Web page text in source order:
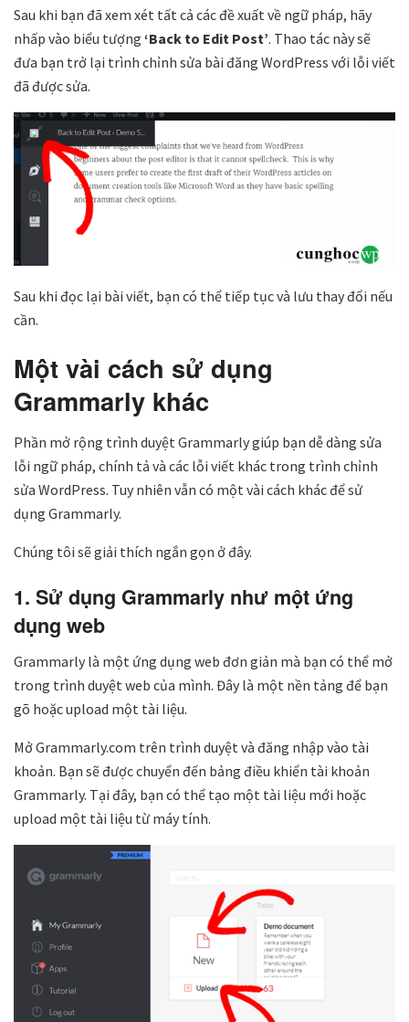
Sau khi bạn đã xem xét tất cả các đề xuất về ngữ pháp, hãy
nhấp vào biểu tượng ‘Back to Edit Post’. Thao tác này sẽ
đưa bạn trở lại trình chỉnh sửa bài đăng WordPress với lỗi viết
đã được sửa.
Sau khi đọc lại bài viết, bạn có thể tiếp tục và lưu thay đổi nếu
cần.
Một vài cách sử dụng
Grammarly khác
Phần mở rộng trình duyệt Grammarly giúp bạn dễ dàng sửa
lỗi ngữ pháp, chính tả và các lỗi viết khác trong trình chỉnh
sửa WordPress. Tuy nhiên vẫn có một vài cách khác để sử
dụng Grammarly.
Chúng tôi sẽ giải thích ngắn gọn ở đây.
1. Sử dụng Grammarly như một ứng
dụng web
Grammarly là một ứng dụng web đơn giản mà bạn có thể mở
trong trình duyệt web của mình. Đây là một nền tảng để bạn
gõ hoặc upload một tài liệu.
Mở Grammarly.com trên trình duyệt và đăng nhập vào tài
khoản. Bạn sẽ được chuyển đến bảng điều khiển tài khoản
Grammarly. Tại đây, bạn có thể tạo một tài liệu mới hoặc
upload một tài liệu từ máy tính.